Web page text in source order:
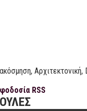
Αρχιτεκτονική,
RSS